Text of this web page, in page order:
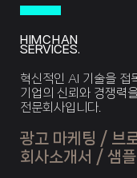
HIMCHAN
SERVICES.
혁신적인 AI 기술을 접
기업의 신뢰와 경쟁력
​전문회사입니다.
광고 마케팅 / 브
회사소개서 / 샘